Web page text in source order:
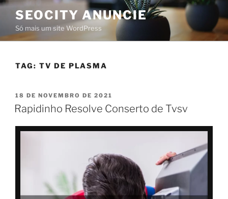
SEOCITY ANUNCIE
Só mais um site WordPress
TAG: TV DE PLASMA
18 DE NOVEMBRO DE 2021
Rapidinho Resolve Conserto de Tvsv